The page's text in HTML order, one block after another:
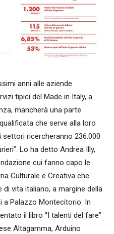
anni alle aziende
tipici del Made in Italy, a
mancherà una parte
che serve alla loro
ricercheranno 236.000
Lo ha detto Andrea Illy,
cui fanno capo le
Culturale e Creativa che
vita italiano, a margine della
a Palazzo Montecitorio. In
il libro “I talenti del fare”
Altagamma, Arduino